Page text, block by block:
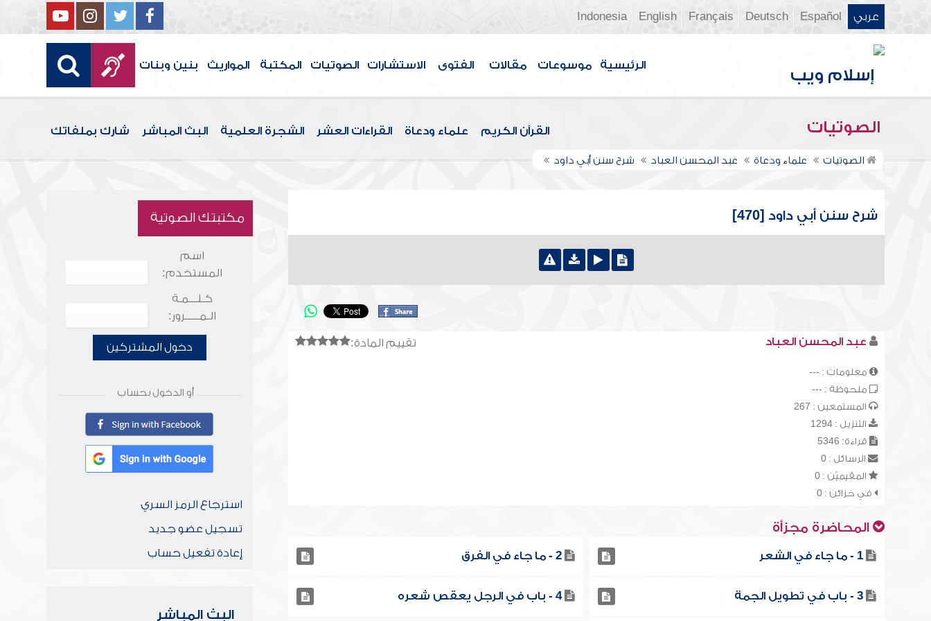
عربي Español
Deutsch
Français
English
Indonesia
الرئيسية موسوعات مقالات الفتوى الاستشارات الصوتيات المكتبة المواريث بنين وبنات
الصوتيات القرآن الكريم علماء ودعاة القراءات العشر الشجرة العلمية البث المباشر شارك بملفاتك
الصوتيات علماء ودعاة عبد المحسن العباد شرح سنن أبي داود
شرح سنن أبي داود [470]
تقييم المادة: عبد المحسن العباد
معلومات : ---
ملحوظة : ---
المستمعين : 267
التنزيل : 1294
قراءة: 5346
الرسائل : 0
المقيميّن : 0
في خزائن : 0
المحاضرة مجزأة
1 - ما جاء في الشعر 2 - ما جاء في الفرق
3 - باب في تطويل الجمة 4 - باب في الرجل يعقص شعره
مكتبتك الصوتية
اسم
المستخدم:
كـلـــمـة
الـمـــــرور:
دخول المشتركين
أو الدخول بحساب
استرجاع الرمز السري
تسجيل عضو جديد
إعادة تفعيل حساب
البث المباشر